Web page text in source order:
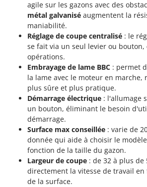
agile sur les gazons avec des
métal galvanisé augmentent la
maniabilité.
Réglage de coupe centralisé : le
se fait via un seul levier ou bouton,
opérations.
Embrayage de lame BBC : permet
la lame avec le moteur en
plus sûre et plus pratique.
Démarrage électrique : l'allumage
un bouton, éliminant le besoin
démarrage.
Surface max conseillée : varie de
donnée qui aide à choisir le
fonction de la taille du gazon.
Largeur de coupe : de 32 à plus
directement la vitesse de travail
de la surface.